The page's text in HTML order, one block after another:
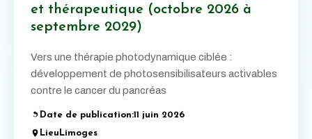
et thérapeutique (octobre 2026 à
septembre 2029)
Vers une thérapie photodynamique ciblée :
développement de photosensibilisateurs activables
contre le cancer du pancréas
Date de publication:11 juin 2026
Lieu Limoges